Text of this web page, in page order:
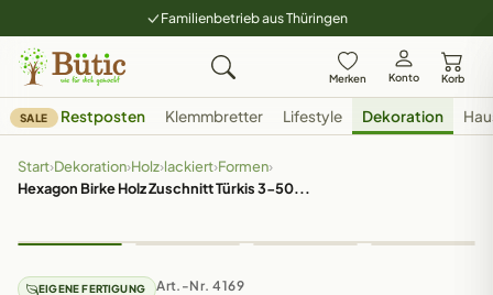
Familienbetrieb aus Thüringen
Merken Konto Korb
SALE Restposten Klemmbretter Lifestyle Dekoration
Start›Dekoration›Holz›lackiert›Formen›
Hexagon Birke Holz Zuschnitt Türkis 3-50...
EIGENE FERTIGUNG Art.-Nr. 4169